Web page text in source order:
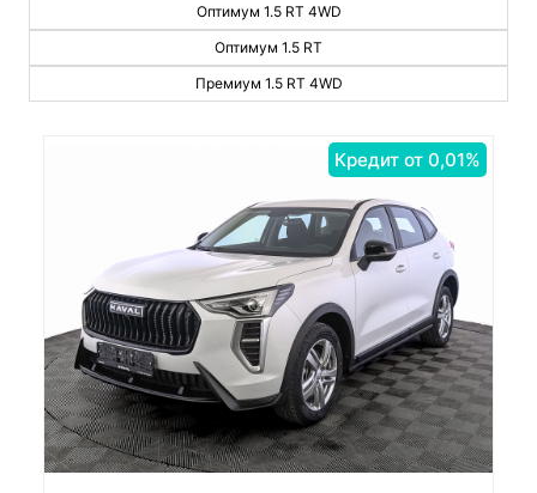
Оптимум 1.5 RT 4WD
Оптимум 1.5 RT
Премиум 1.5 RT 4WD
Кредит от 0,01%